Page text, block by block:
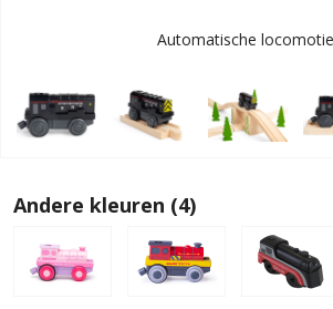
Automatische
Andere kleuren (4)